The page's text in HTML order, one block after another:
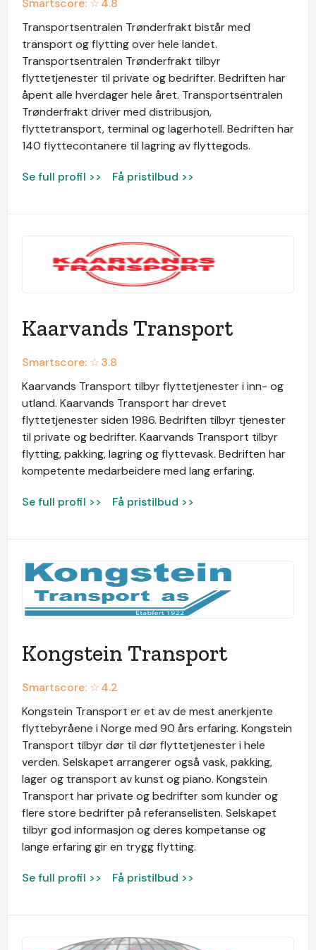
Smartscore: ☆4.8
Transportsentralen Trønderfrakt bistår med
transport og flytting over hele landet.
Transportsentralen Trønderfrakt tilbyr
flyttetjenester til private og bedrifter. Bedriften har
åpent alle hverdager hele året. Transportsentralen
Trønderfrakt driver med distribusjon,
flyttetransport, terminal og lagerhotell. Bedriften har
140 flyttecontanere til lagring av flyttegods.
Se full profil >> Få pristilbud >>
Kaarvands Transport
Smartscore: ☆3.8
Kaarvands Transport tilbyr flyttetjenester i inn- og
utland. Kaarvands Transport har drevet
flyttetjenester siden 1986. Bedriften tilbyr tjenester
til private og bedrifter. Kaarvands Transport tilbyr
flytting, pakking, lagring og flyttevask. Bedriften har
kompetente medarbeidere med lang erfaring.
Se full profil >> Få pristilbud >>
Kongstein Transport
Smartscore: ☆4.2
Kongstein Transport er et av de mest anerkjente
flyttebyråene i Norge med 90 års erfaring. Kongstein
Transport tilbyr dør til dør flyttetjenester i hele
verden. Selskapet arrangerer også vask, pakking,
lager og transport av kunst og piano. Kongstein
Transport har private og bedrifter som kunder og
flere store bedrifter på referanselisten. Selskapet
tilbyr god informasjon og deres kompetanse og
lange erfaring gir en trygg flytting.
Se full profil >> Få pristilbud >>